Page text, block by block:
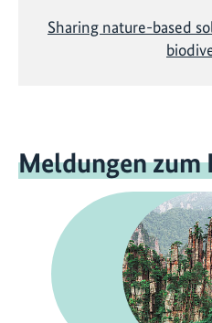
Sharing nature-based
Meldungen zum